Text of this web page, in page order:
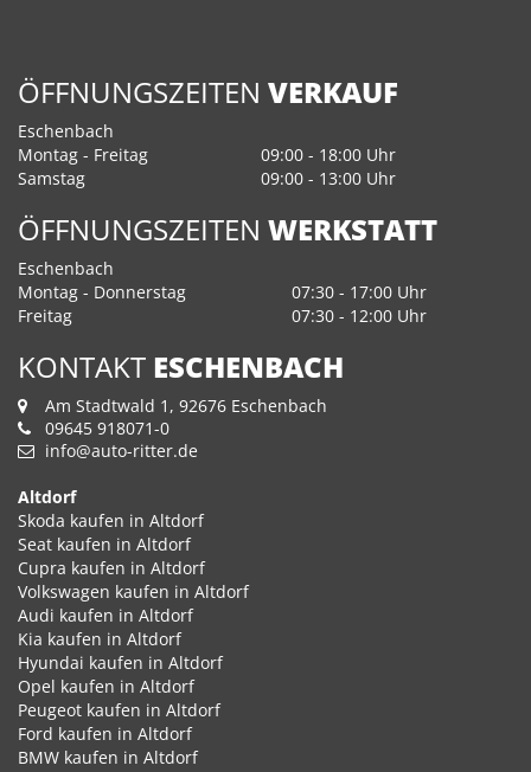
ÖFFNUNGSZEITEN VERKAUF
Eschenbach
Montag - Freitag
09:00 - 18:00 Uhr
Samstag
09:00 - 13:00 Uhr
ÖFFNUNGSZEITEN WERKSTATT
Eschenbach
Montag - Donnerstag
07:30 - 17:00 Uhr
Freitag
07:30 - 12:00 Uhr
KONTAKT ESCHENBACH
Am Stadtwald 1, 92676 Eschenbach
09645 918071-0
info@auto-ritter.de
Altdorf
Skoda kaufen in Altdorf
Seat kaufen in Altdorf
Cupra kaufen in Altdorf
Volkswagen kaufen in Altdorf
Audi kaufen in Altdorf
Kia kaufen in Altdorf
Hyundai kaufen in Altdorf
Opel kaufen in Altdorf
Peugeot kaufen in Altdorf
Ford kaufen in Altdorf
BMW kaufen in Altdorf